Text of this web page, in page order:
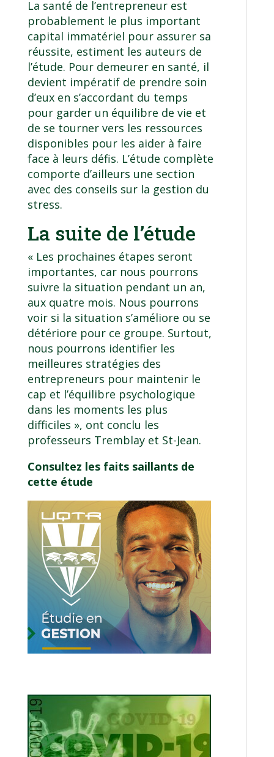
La santé de l’entrepreneur est
probablement le plus important
capital immatériel pour assurer sa
réussite, estiment les auteurs de
l’étude. Pour demeurer en santé, il
devient impératif de prendre soin
d’eux en s’accordant du temps
pour garder un équilibre de vie et
de se tourner vers les ressources
disponibles pour les aider à faire
face à leurs défis. L’étude complète
comporte d’ailleurs une section
avec des conseils sur la gestion du
stress.
La suite de l’étude
« Les prochaines étapes seront
importantes, car nous pourrons
suivre la situation pendant un an,
aux quatre mois. Nous pourrons
voir si la situation s’améliore ou se
détériore pour ce groupe. Surtout,
nous pourrons identifier les
meilleures stratégies des
entrepreneurs pour maintenir le
cap et l’équilibre psychologique
dans les moments les plus
difficiles », ont conclu les
professeurs Tremblay et St-Jean.
Consultez les faits saillants de
cette étude